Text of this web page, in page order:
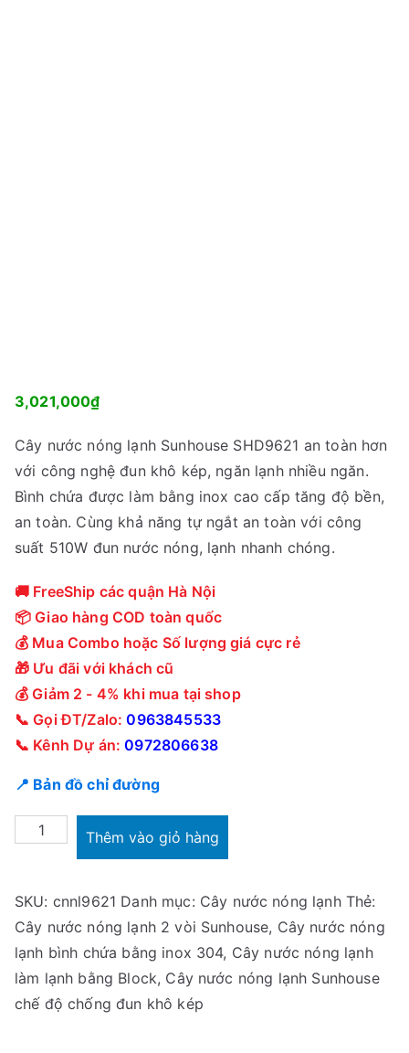
3,021,000₫
Cây nước nóng lạnh Sunhouse SHD9621 an toàn hơn
với công nghệ đun khô kép, ngăn lạnh nhiều ngăn.
Bình chứa được làm bằng inox cao cấp tăng độ bền,
an toàn. Cùng khả năng tự ngắt an toàn với công
suất 510W đun nước nóng, lạnh nhanh chóng.
🚚 FreeShip các quận Hà Nội
📦 Giao hàng COD toàn quốc
💰 Mua Combo hoặc Số lượng giá cực rẻ
🎁 Ưu đãi với khách cũ
💰 Giảm 2 - 4% khi mua tại shop
📞 Gọi ĐT/Zalo:0963845533
📞 Kênh Dự án:0972806638
📍 Bản đồ chỉ đường
Cây
lạnh
Sunhouse
SHD9621
số
lượng
Thêm vào giỏ hàng
SKU: cnnl9621 Danh mục: Cây nước nóng lạnh Thẻ:
Cây nước nóng lạnh 2 vòi Sunhouse, Cây nước nóng
lạnh bình chứa bằng inox 304, Cây nước nóng lạnh
làm lạnh bằng Block, Cây nước nóng lạnh Sunhouse
chế độ chống đun khô kép